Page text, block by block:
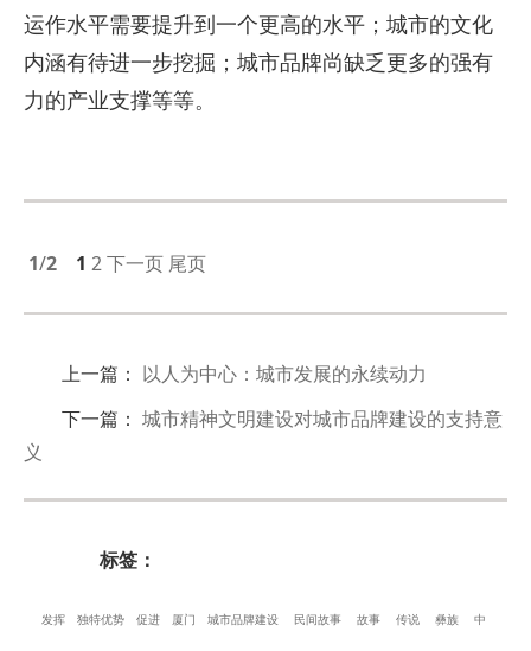
运作水平需要提升到一个更高的水平；城市的文化
内涵有待进一步挖掘；城市品牌尚缺乏更多的强有
力的产业支撑等等。
1/2 1 2下一页 尾页
上一篇 ： 以人为中心：城市发展的永续动力
下一篇 ： 城市精神文明建设对城市品牌建设的支持意
义
标签：
发挥 独特优势 促进 厦门 城市品牌建设 民间故事 故事 传说 彝族 中